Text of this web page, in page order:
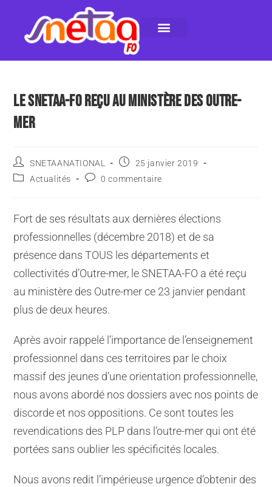
LE SNETAA-FO REÇU AU MINISTÈRE DES OUTRE-
MER
SNETAANATIONAL
25 janvier 2019
Actualités
0 commentaire
Fort de ses résultats aux dernières élections
professionnelles (décembre 2018) et de sa
présence dans TOUS les départements et
collectivités d’Outre-mer, le SNETAA-FO a été reçu
au ministère des Outre-mer ce 23 janvier pendant
plus de deux heures.
Après avoir rappelé l’importance de l’enseignement
professionnel dans ces territoires par le choix
massif des jeunes d’une orientation professionnelle,
nous avons abordé nos dossiers avec nos points de
discorde et nos oppositions. Ce sont toutes les
revendications des PLP dans l’outre-mer qui ont été
portées sans oublier les spécificités locales.
Nous avons redit l’impérieuse urgence d’obtenir des